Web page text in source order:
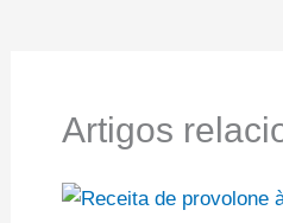
Artigos